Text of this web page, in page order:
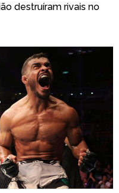
destruíram rivais no